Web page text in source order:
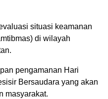
situasi keamanan
di wilayah
pengamanan Hari
Bersaudara yang akan
masyarakat.